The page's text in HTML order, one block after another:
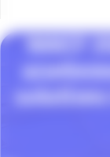
WAICF
solutions